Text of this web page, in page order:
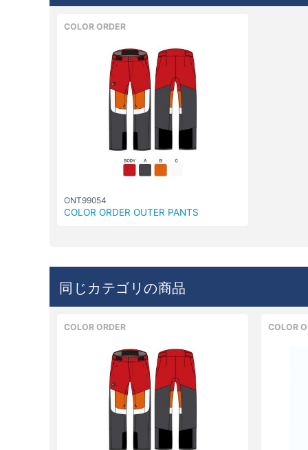
COLOR ORDER
ONT99054
COLOR ORDER OUTER PANTS
同じカテゴリの商品
COLOR ORDER COLOR